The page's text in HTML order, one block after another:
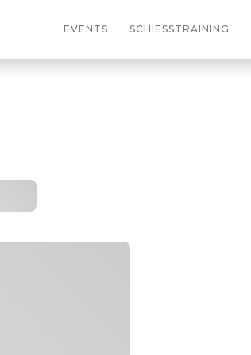
EVENTS SCHIESSTRAINING